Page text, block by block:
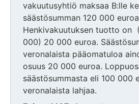
vakuutusyhtiö maksaa B:lle
säästösumman 120 000
Henkivakuutuksen tuotto on
000) 20 000 euroa.
veronalaista pääomatuloa
osuus 20 000 euroa.
säästösummasta eli 100 000
veronalaista lahjaa.